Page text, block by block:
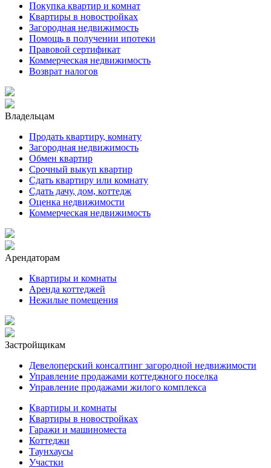
Покупка квартир и комнат
Квартиры в новостройках
Загородная недвижимость
Помощь в получении ипотеки
Правовой сертификат
Коммерческая недвижимость
Возврат налогов
Владельцам
Продать квартиру, комнату
Загородная недвижимость
Обмен квартир
Срочный выкуп квартир
Сдать квартиру или комнату
Сдать дачу, дом, коттедж
Оценка недвижимости
Коммерческая недвижимость
Арендаторам
Квартиры и комнаты
Аренда коттеджей
Нежилые помещения
Застройщикам
Девелоперский консалтинг загородной недвижимости
Управление продажами коттеджного поселка
Управление продажами жилого комплекса
Квартиры и комнаты
Квартиры в новостройках
Гаражи и машиноместа
Коттеджи
Таунхаусы
Участки